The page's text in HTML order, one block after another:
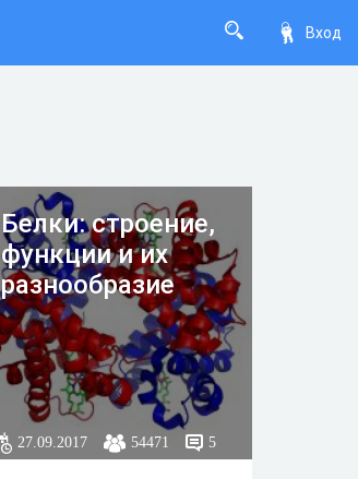
Вход
Белки: строение,
функции и их
разнообразие
27.09.2017 54471 5